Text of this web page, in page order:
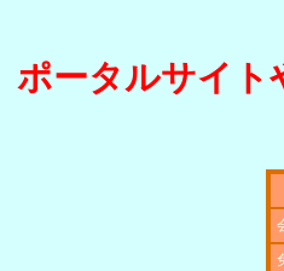
ポータルサイト